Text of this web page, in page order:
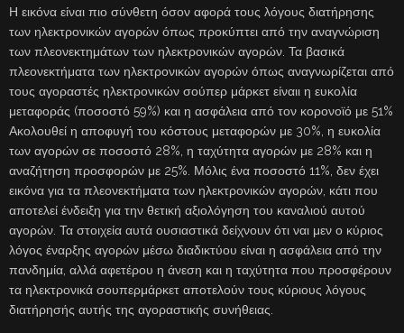
Η εικόνα είναι πιο σύνθετη όσον αφορά τους λόγους διατήρησης
των ηλεκτρονικών αγορών όπως προκύπτει από την αναγνώριση
των πλεονεκτημάτων των ηλεκτρονικών αγορών. Τα βασικά
πλεονεκτήματα των ηλεκτρονικών αγορών όπως αναγνωρίζεται από
τους αγοραστές ηλεκτρονικών σούπερ μάρκετ είναιι η ευκολία
μεταφοράς (ποσοστό 59%) και η ασφάλεια από τον κορονοϊό με 51%
Ακολουθεί η αποφυγή του κόστους μεταφορών με 30%, η ευκολία
των αγορών σε ποσοστό 28%, η ταχύτητα αγορών με 28% και η
αναζήτηση προσφορών με 25%. Μόλις ένα ποσοστό 11%, δεν έχει
εικόνα για τα πλεονεκτήματα των ηλεκτρονικών αγορών, κάτι που
αποτελεί ένδειξη για την θετική αξιολόγηση του καναλιού αυτού
αγορών. Τα στοιχεία αυτά ουσιαστικά δείχνουν ότι ναι μεν ο κύριος
λόγος έναρξης αγορών μέσω διαδικτύου είναι η ασφάλεια από την
πανδημία, αλλά αφετέρου η άνεση και η ταχύτητα που προσφέρουν
τα ηλεκτρονικά σουπερμάρκετ αποτελούν τους κύριους λόγους
διατήρησής αυτής της αγοραστικής συνήθειας.